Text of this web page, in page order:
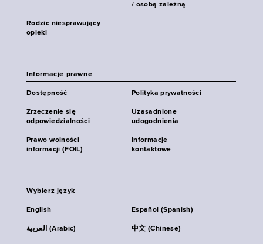
/ osobą zależną
Rodzic niesprawujący
opieki
Informacje prawne
Dostępność Polityka prywatności
Zrzeczenie się
odpowiedzialności
Uzasadnione
udogodnienia
Prawo wolności
informacji (FOIL)
Informacje
kontaktowe
Wybierz język
English Español (Spanish)
العربية (Arabic) 中文 (Chinese)